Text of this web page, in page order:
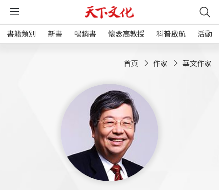
書籍類別 新書 暢銷書 懷念高教授 科普啟航 活動
首頁 作家 華文作家